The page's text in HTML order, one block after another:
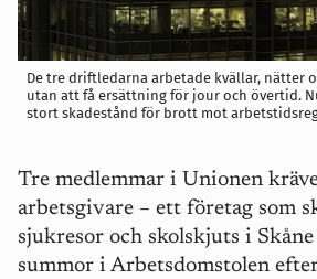
De tre driftledarna arbetade kvällar, nätter
utan att få ersättning för jour och övertid.
stort skadestånd för brott mot
Tre medlemmar i Unionen
arbetsgivare – ett företag som
sjukresor och skolskjuts i
summor i Arbetsdomstolen